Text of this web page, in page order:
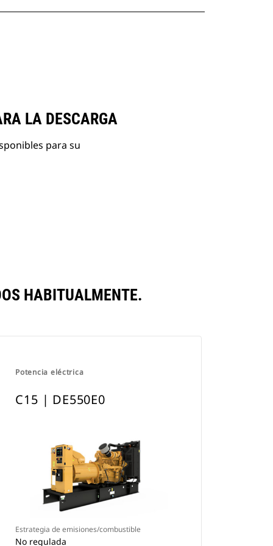
LA DESCARGA
para su
HABITUALMENTE.
Potencia eléctrica
C15 | DE550E0
Estrategia de emisiones/combustible
No regulada